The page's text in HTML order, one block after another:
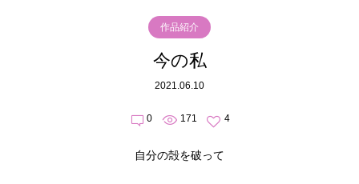
作品紹介
今の私
2021.06.10
0 171 4
自分の殻を破って